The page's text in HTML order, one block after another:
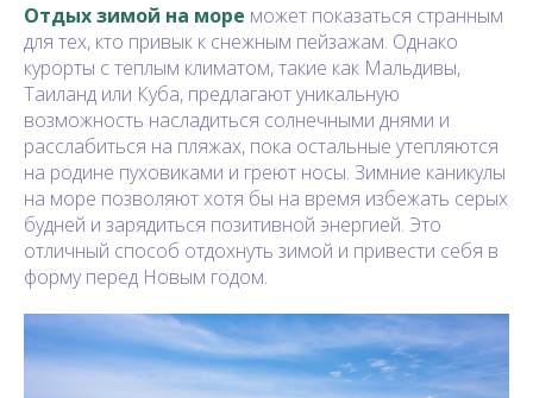
Отдых зимой на море может показаться странным
для тех, кто привык к снежным пейзажам. Однако
курорты с теплым климатом, такие как Мальдивы,
Таиланд или Куба, предлагают уникальную
возможность насладиться солнечными днями и
расслабиться на пляжах, пока остальные утепляются
на родине пуховиками и греют носы. Зимние каникулы
на море позволяют хотя бы на время избежать серых
будней и зарядиться позитивной энергией. Это
отличный способ отдохнуть зимой и привести себя в
форму перед Новым годом.